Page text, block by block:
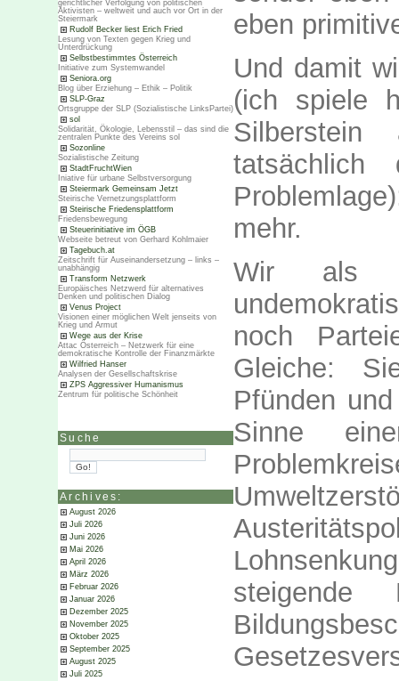
gerichtlicher Verfolgung von politischen
Aktivisten – weltweit und auch vor Ort in der
Steiermark
Rudolf Becker liest Erich Fried
Lesung von Texten gegen Krieg und
Unterdrückung
Selbstbestimmtes Österreich
Initiative zum Systemwandel
Seniora.org
Blog über Erziehung – Ethik – Politik
SLP-Graz
Ortsgruppe der SLP (Sozialistische LinksPartei)
sol
Solidarität, Ökologie, Lebensstil – das sind die
zentralen Punkte des Vereins sol
Sozonline
Sozialistische Zeitung
StadtFruchtWien
Iniative für urbane Selbstversorgung
Steiermark Gemeinsam Jetzt
Steirische Vernetzungsplattform
Steirische Friedensplattform
Friedensbewegung
Steuerinitiative im ÖGB
Webseite betreut von Gerhard Kohlmaier
Tagebuch.at
Zeitschrift für Auseinandersetzung – links –
unabhängig
Transform Netzwerk
Europäisches Netzwerd für alternatives
Denken und politischen Dialog
Venus Project
Visionen einer möglichen Welt jenseits von
Krieg und Armut
Wege aus der Krise
Attac Österreich – Netzwerk für eine
demokratische Kontrolle der Finanzmärkte
Wilfried Hanser
Analysen der Gesellschaftskrise
ZPS Aggressiver Humanismus
Zentrum für politische Schönheit
Suche
Archives:
August 2026
Juli 2026
Juni 2026
Mai 2026
April 2026
März 2026
Februar 2026
Januar 2026
Dezember 2025
November 2025
Oktober 2025
September 2025
August 2025
Juli 2025
eben
Und damit
(ich spiele
tatsächlich
mehr.
Wir als
noch
Gleiche:
Pfünden
Sinne
steigende